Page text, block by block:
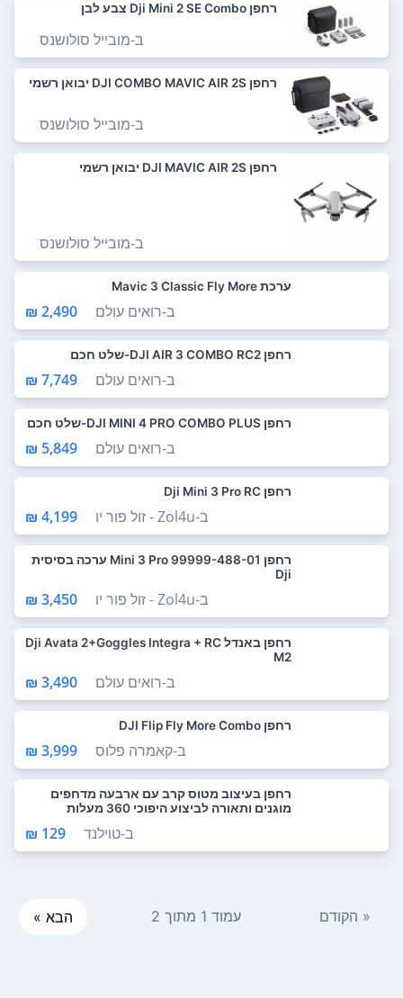
רחפן Dji Mini 2 SE Combo צבע לבן
ב-מובייל סולושנס
רחפן DJI COMBO MAVIC AIR 2S יבואן רשמי
ב-מובייל סולושנס
רחפן DJI MAVIC AIR 2S יבואן רשמי
ב-מובייל סולושנס
ערכת Mavic 3 Classic Fly More
ב-רואים עולם 2,490 ₪
רחפן DJI AIR 3 COMBO RC2-שלט חכם
ב-רואים עולם 7,749 ₪
רחפן DJI MINI 4 PRO COMBO PLUS-שלט חכם
ב-רואים עולם 5,849 ₪
רחפן Dji Mini 3 Pro RC
ב-Zol4u - זול פור יו 4,199 ₪
רחפן Mini 3 Pro 99999-488-01 ערכה בסיסית
Dji
ב-Zol4u - זול פור יו 3,450 ₪
רחפן באנדל Dji Avata 2+Goggles Integra + RC
M2
ב-רואים עולם 3,490 ₪
רחפן DJI Flip Fly More Combo
ב-קאמרה פלוס 3,999 ₪
רחפן בעיצוב מטוס קרב עם ארבעה מדחפים
מוגנים ותאורה לביצוע היפוכי 360 מעלות
ב-טוילנד 129 ₪
« הקודם עמוד 1 מתוך 2 הבא »